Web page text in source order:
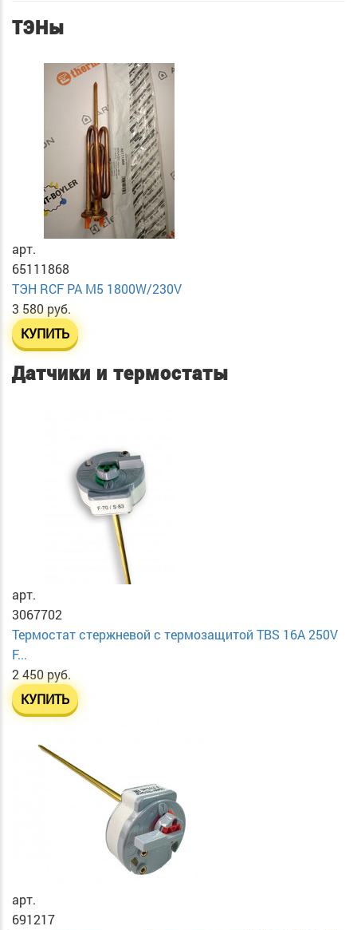
ТЭНы
арт.
65111868
ТЭН RСF PA М5 1800W/230V
3 580 руб.
КУПИТЬ
Датчики и термостаты
арт.
3067702
Термостат стержневой с термозащитой TBS 16A 250V
F...
2 450 руб.
КУПИТЬ
арт.
691217